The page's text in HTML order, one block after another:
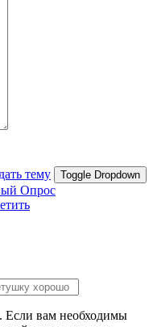
тему Toggle Dropdown
Опрос
Если вам необходимы